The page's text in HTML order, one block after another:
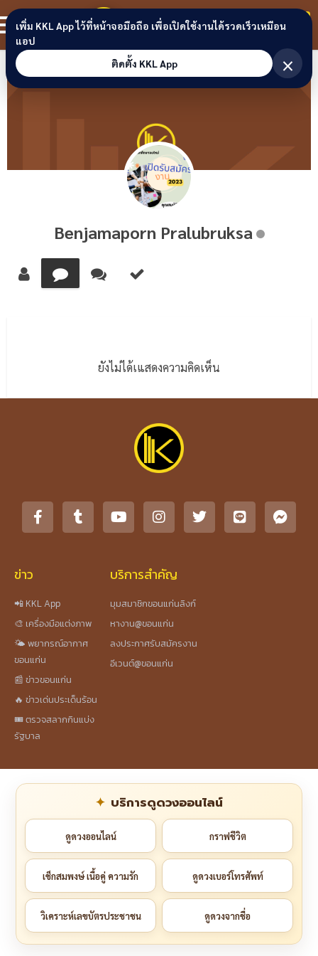
Skip to content
ขอนแก่นลิงก์ สมาชิก
Benjamaporn Pralubruksa
ยังไม่ได้เแสดงความคิดเห็น
ข่าว
📲 KKL App
🎨 เครื่องมือแต่งภาพ
🌤️ พยากรณ์อากาศ
ขอนแก่น
📰 ข่าวขอนแก่น
🔥 ข่าวเด่นประเด็นร้อน
🎟️ ตรวจสลากกินแบ่ง
รัฐบาล
บริการสำคัญ
มุมสมาชิกขอนแก่นลิงก์
หางาน@ขอนแก่น
ลงประกาศรับสมัครงาน
อีเวนต์@ขอนแก่น
บริการดูดวงออนไลน์
ดูดวงออนไลน์ กราฟชีวิต
เช็กสมพงษ์ เนื้อคู่ ความรัก ดูดวงเบอร์โทรศัพท์
วิเคราะห์เลขบัตรประชาชน ดูดวงจากชื่อ
เพิ่ม KKL App ไว้ที่หน้าจอมือถือ เพื่อเปิดใช้งานได้รวดเร็วเหมือน
แอป
ติดตั้ง KKL App
×